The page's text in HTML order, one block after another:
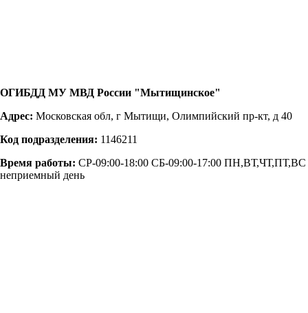
ОГИБДД МУ МВД России "Мытищинское"
Адрес: Московская обл, г Мытищи, Олимпийский пр-кт, д 40
Код подразделения: 1146211
Время работы: СР-09:00-18:00 СБ-09:00-17:00 ПН,ВТ,ЧТ,ПТ,ВС
неприемный день